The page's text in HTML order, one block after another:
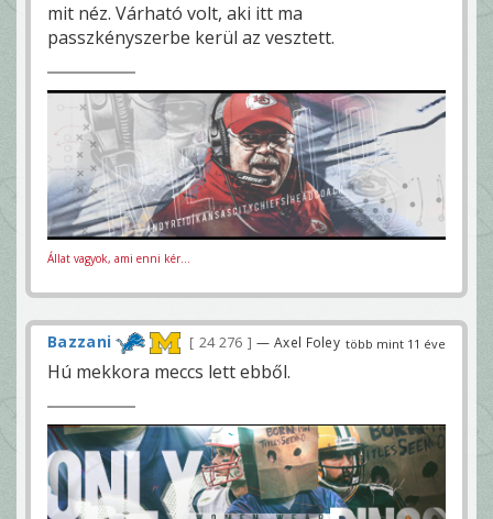
mit néz. Várható volt, aki itt ma
passzkényszerbe kerül az vesztett.
Állat vagyok, ami enni kér...
több mint 11 éve
Bazzani 24 276 — Axel Foley
Hú mekkora meccs lett ebből.